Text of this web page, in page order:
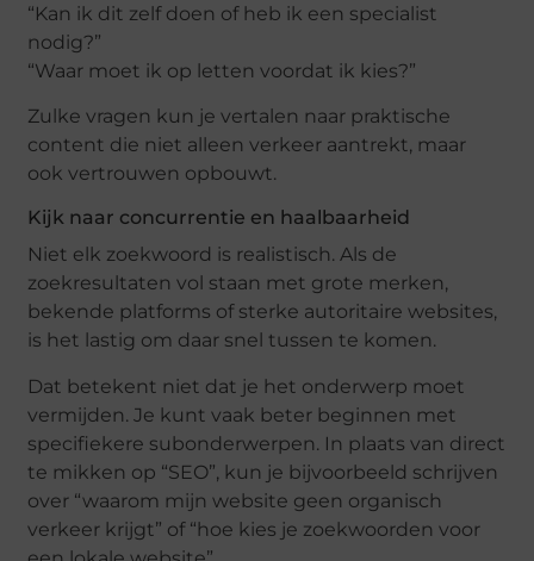
“Kan ik dit zelf doen of heb ik een specialist
nodig?”
“Waar moet ik op letten voordat ik kies?”
Zulke vragen kun je vertalen naar praktische
content die niet alleen verkeer aantrekt, maar
ook vertrouwen opbouwt.
Kijk naar concurrentie en haalbaarheid
Niet elk zoekwoord is realistisch. Als de
zoekresultaten vol staan met grote merken,
bekende platforms of sterke autoritaire websites,
is het lastig om daar snel tussen te komen.
Dat betekent niet dat je het onderwerp moet
vermijden. Je kunt vaak beter beginnen met
specifiekere subonderwerpen. In plaats van direct
te mikken op “SEO”, kun je bijvoorbeeld schrijven
over “waarom mijn website geen organisch
verkeer krijgt” of “hoe kies je zoekwoorden voor